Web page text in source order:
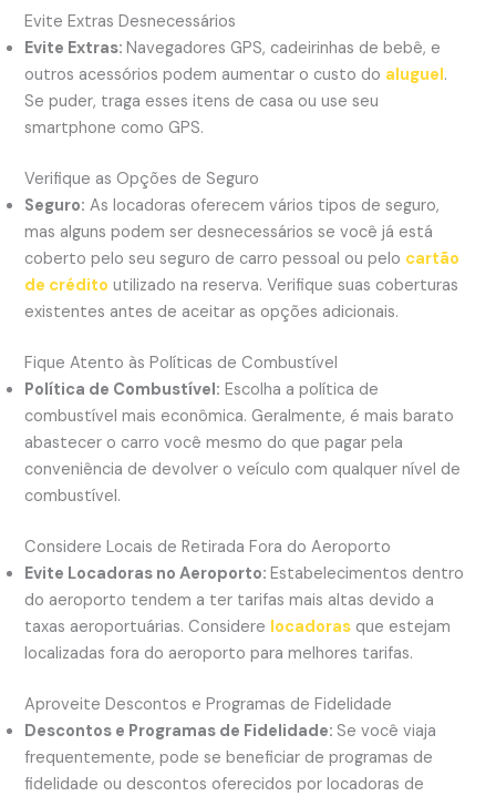
Evite Extras Desnecessários
Evite Extras:Navegadores GPS, cadeirinhas de bebê, e
outros acessórios podem aumentar o custo do aluguel.
Se puder, traga esses itens de casa ou use seu
smartphone como GPS.
Verifique as Opções de Seguro
Seguro: As locadoras oferecem vários tipos de seguro,
mas alguns podem ser desnecessários se você já está
coberto pelo seu seguro de carro pessoal ou pelo cartão
de crédito utilizado na reserva. Verifique suas coberturas
existentes antes de aceitar as opções adicionais.
Fique Atento às Políticas de Combustível
Política de Combustível: Escolha a política de
combustível mais econômica. Geralmente, é mais barato
abastecer o carro você mesmo do que pagar pela
conveniência de devolver o veículo com qualquer nível de
combustível.
Considere Locais de Retirada Fora do Aeroporto
Evite Locadoras no Aeroporto:Estabelecimentos dentro
do aeroporto tendem a ter tarifas mais altas devido a
taxas aeroportuárias. Considere locadoras que estejam
localizadas fora do aeroporto para melhores tarifas.
Aproveite Descontos e Programas de Fidelidade
Descontos e Programas de Fidelidade: Se você viaja
frequentemente, pode se beneficiar de programas de
fidelidade ou descontos oferecidos por locadoras de